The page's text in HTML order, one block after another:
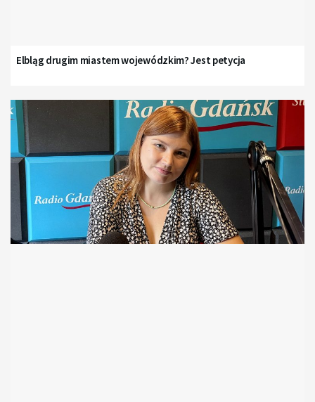
Elbląg drugim miastem wojewódzkim? Jest petycja